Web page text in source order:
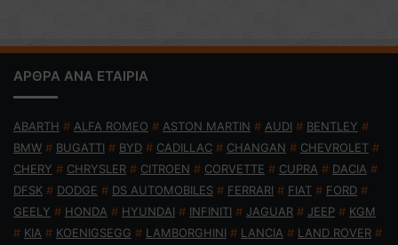
ΑΡΘΡΑ ΑΝΑ ΕΤΑΙΡΙΑ
ABARTH # ALFA ROMEO # ASTON MARTIN # AUDI # BENTLEY #
BMW # BUGATTI # BYD # CADILLAC # CHANGAN # CHEVROLET #
CHERY # CHRYSLER # CITROEN # CORVETTE # CUPRA # DACIA #
DFSK # DODGE # DS AUTOMOBILES # FERRARI # FIAT # FORD #
GEELY # HONDA # HYUNDAI # INFINITI # JAGUAR # JEEP # KGM
# KIA # KOENIGSEGG # LAMBORGHINI # LANCIA # LAND ROVER #